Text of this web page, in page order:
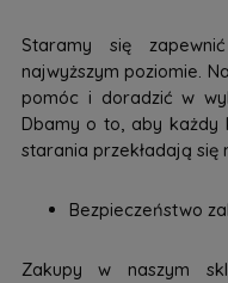
Staramy się
najwyższym poziomie.
pomóc i doradzić w
Dbamy o to, aby każdy
starania przekładają się
Bezpieczeństwo
Zakupy w naszym